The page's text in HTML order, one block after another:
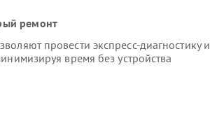
ремонт
провести экспресс-диагностику и
время без устройства